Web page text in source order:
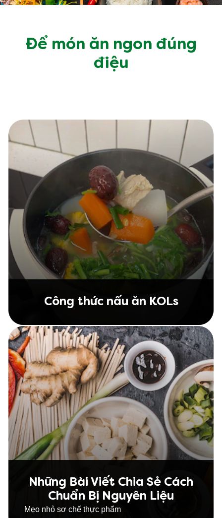
Để món ăn ngon đúng
điệu
Công thức nấu ăn KOLs
Những Bài Viết Chia Sẻ Cách
Chuẩn Bị Nguyên Liệu
Mẹo nhỏ sơ chế thực phẩm